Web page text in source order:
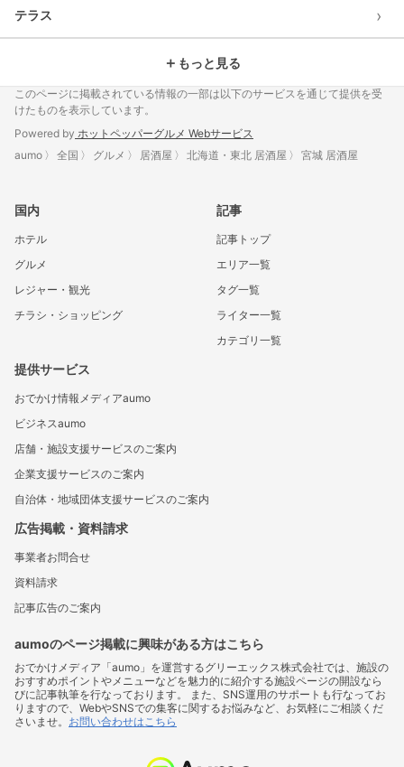
テラス ›
＋ もっと見る
このページに掲載されている情報の一部は以下のサービスを通じて提供を受
けたものを表示しています。
Powered by ホットペッパーグルメ Webサービス
aumo
全国 グルメ 居酒屋 北海道・東北 居酒屋 宮城 居酒屋
国内
ホテル
グルメ
レジャー・観光
チラシ・ショッピング
記事
記事トップ
エリア一覧
タグ一覧
ライター一覧
カテゴリ一覧
提供サービス
おでかけ情報メディアaumo
ビジネスaumo
店舗・施設支援サービスのご案内
企業支援サービスのご案内
自治体・地域団体支援サービスのご案内
広告掲載・資料請求
事業者お問合せ
資料請求
記事広告のご案内
aumoのページ掲載に興味がある方はこちら
おでかけメディア「aumo」を運営するグリーエックス株式会社では、施設の
おすすめポイントやメニューなどを魅力的に紹介する施設ページの開設なら
びに記事執筆を行なっております。 また、SNS運用のサポートも行なってお
りますので、WebやSNSでの集客に関するお悩みなど、お気軽にご相談くだ
さいませ。 お問い合わせはこちら